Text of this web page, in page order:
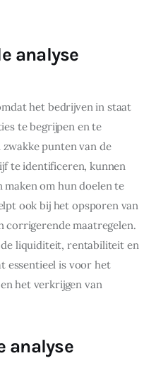
analyse
het bedrijven in staat
te begrijpen en te
punten van de
te identificeren, kunnen
om hun doelen te
ook bij het opsporen van
corrigerende maatregelen.
liquiditeit, rentabiliteit en
essentieel is voor het
het verkrijgen van
analyse